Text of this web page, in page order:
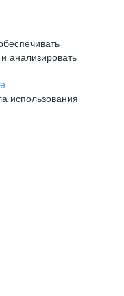
анализировать
использования